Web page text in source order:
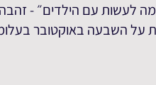
לעשות עם הילדים״ - זהבה
על השבעה באוקטובר